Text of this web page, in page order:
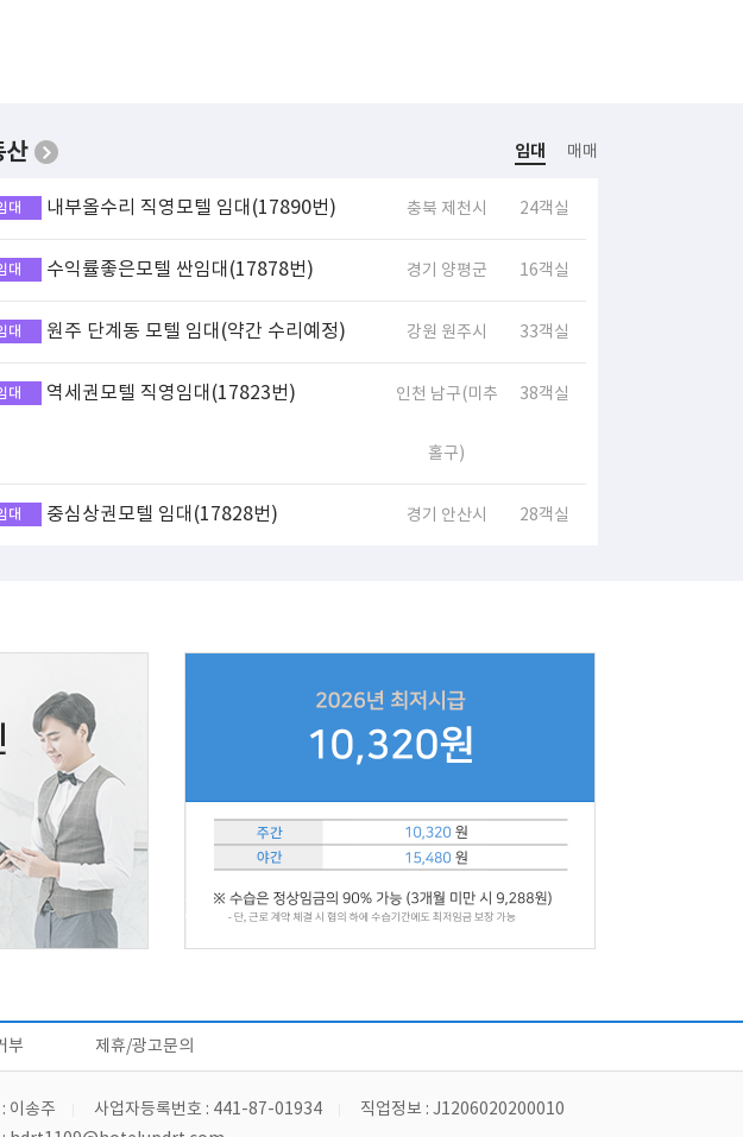
산 임대 매매
대 내부올수리 직영모텔 임대(17890번) 충북 제천시 24객실
대 수익률좋은모텔 싼임대(17878번) 경기 양평군 16객실
대 원주 단계동 모텔 임대(약간 수리예정) 강원 원주시 33객실
대 역세권모텔 직영임대(17823번) 인천 남구(미추
홀구)
38객실
대 중심상권모텔 임대(17828번) 경기 안산시 28객실
부 제휴/광고문의
이송주 사업자등록번호 : 441-87-01934
직업정보 : J1206020200010